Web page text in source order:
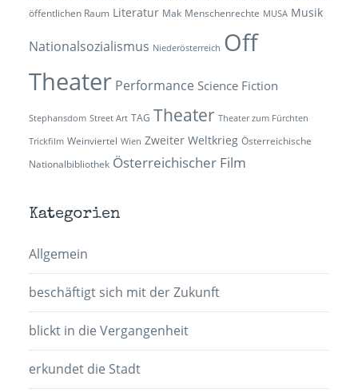
öffentlichen Raum Literatur Mak Menschenrechte MUSA Musik
Nationalsozialismus Niederösterreich Off
Theater Performance Science Fiction
Stephansdom Street Art TAG Theater Theater zum Fürchten
Trickfilm Weinviertel Wien Zweiter Weltkrieg Österreichische
Nationalbibliothek Österreichischer Film
Kategorien
Allgemein
beschäftigt sich mit der Zukunft
blickt in die Vergangenheit
erkundet die Stadt